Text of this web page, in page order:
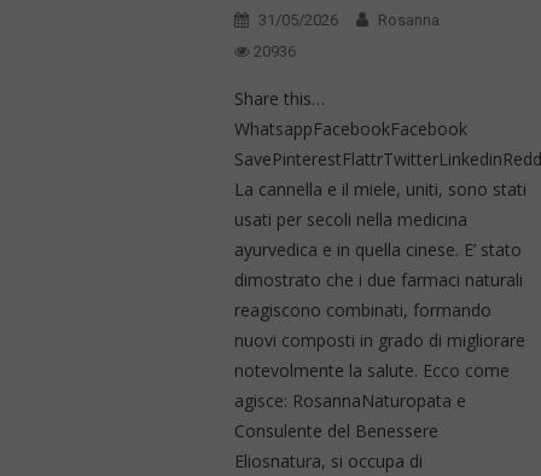
31/05/2026
Rosanna
20936
Share this…
WhatsappFacebookFacebook
La cannella e il miele, uniti, sono stati
usati per secoli nella medicina
ayurvedica e in quella cinese. E’ stato
dimostrato che i due farmaci naturali
reagiscono combinati, formando
nuovi composti in grado di migliorare
notevolmente la salute. Ecco come
agisce: RosannaNaturopata e
Consulente del Benessere
Eliosnatura, si occupa di